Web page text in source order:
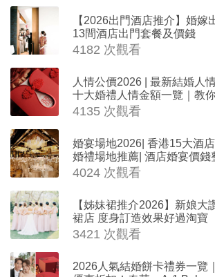
【2026出門酒店推介】婚嫁
13間酒店出門套餐及價錢
4182 次觀看
人情公價2026 | 最新結婚人
十大婚禮人情金額一覽｜教
法
4135 次觀看
婚宴場地2026| 香港15大酒
婚禮場地推薦| 酒店婚宴價錢
4024 次觀看
【姊妹裙推介2026】新娘大
裙店 度身訂造效果好過淘寶
3421 次觀看
2026人氣結婚餅卡禮券一覽